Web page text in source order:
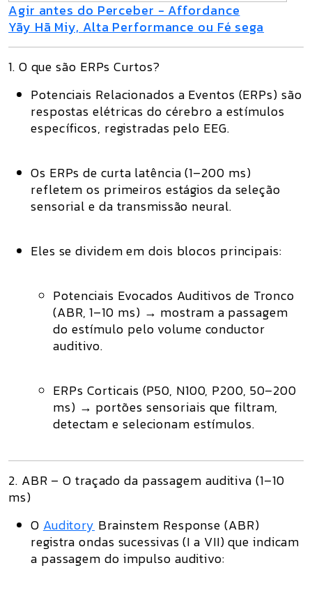
Agir antes do Perceber - Affordance
Yãy Hã Miy, Alta Performance ou Fé sega
1. O que são ERPs Curtos?
Potenciais Relacionados a Eventos (ERPs) são
respostas elétricas do cérebro a estímulos
específicos, registradas pelo EEG.
Os ERPs de curta latência (1–200 ms)
refletem os primeiros estágios da seleção
sensorial e da transmissão neural.
Eles se dividem em dois blocos principais:
Potenciais Evocados Auditivos de Tronco
(ABR, 1–10 ms) → mostram a passagem
do estímulo pelo volume conductor
auditivo.
ERPs Corticais (P50, N100, P200, 50–200
ms) → portões sensoriais que filtram,
detectam e selecionam estímulos.
2. ABR – O traçado da passagem auditiva (1–10
ms)
O Auditory Brainstem Response (ABR)
registra ondas sucessivas (I a VII) que indicam
a passagem do impulso auditivo: